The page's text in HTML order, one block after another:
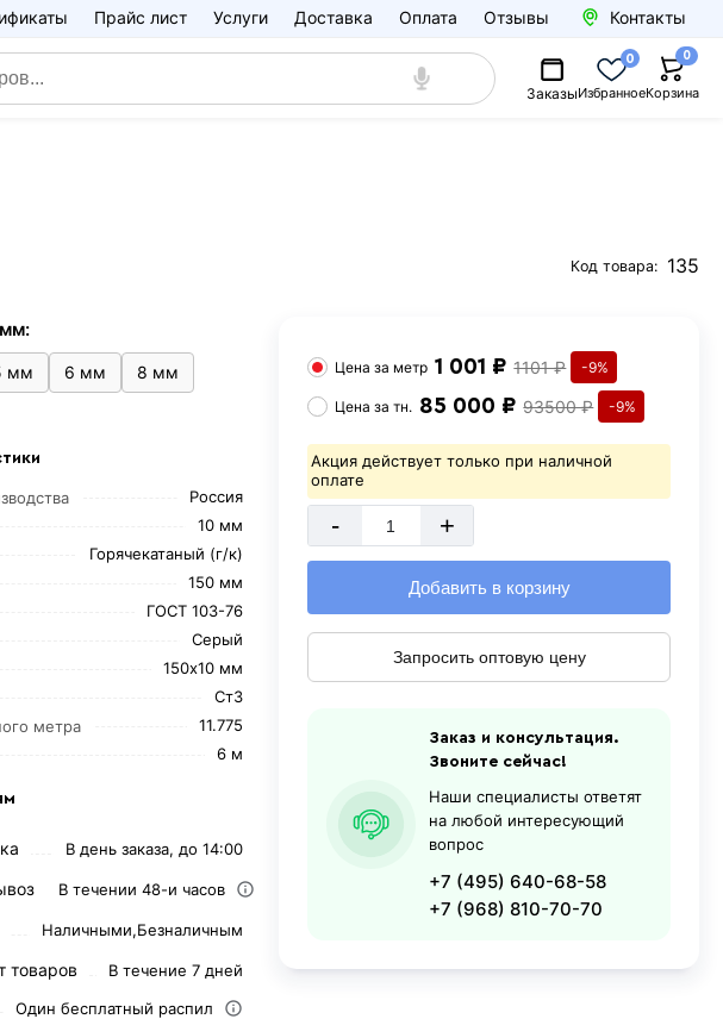
Прайс лист Услуги Доставка Оплата Отзывы Контакты
ЗаказыИзбранное
0
Корзина
0
Код товара: 135
мм 6 мм
8 мм
Россия
10 мм
Горячекатаный (г/к)
150 мм
ГОСТ 103-76
Серый
150х10 мм
Ст3
метра
11.775
6 м
В день заказа, до 14:00
В течении 48-и часов
Наличными,Безналичным
товаров В течение 7 дней
Один бесплатный распил
Цена за метр 1 001 ₽ 1101 ₽ -9%
Цена затн. 85 000 ₽ 93500 ₽ -9%
Акция действует только при наличной
оплате
- +
Добавить в корзину
Запросить оптовую цену
Заказ и консультация.
Звоните сейчас!
Наши специалисты ответят
на любой интересующий
вопрос
+7 (495) 640-68-58
+7 (968) 810-70-70